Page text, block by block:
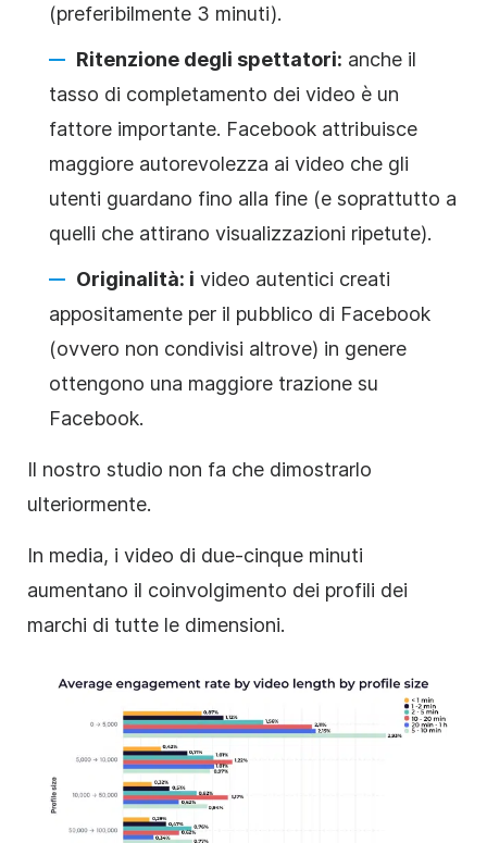
(preferibilmente 3 minuti).
Ritenzione degli spettatori: anche il
tasso di completamento dei video è un
fattore importante. Facebook attribuisce
maggiore autorevolezza ai video che gli
utenti guardano fino alla fine (e soprattutto a
quelli che attirano visualizzazioni ripetute).
Originalità: i video autentici creati
appositamente per il pubblico di Facebook
(ovvero non condivisi altrove) in genere
ottengono una maggiore trazione su
Facebook.
Il nostro studio non fa che dimostrarlo
ulteriormente.
In media, i video di due-cinque minuti
aumentano il coinvolgimento dei profili dei
marchi di tutte le dimensioni.